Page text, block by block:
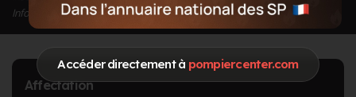
Accéder directement à pompiercenter.com
Informations mises à jour le 17/07/2023 à 17:46
Affectation